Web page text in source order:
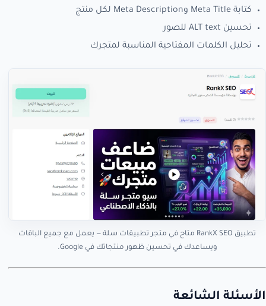
كتابة Meta Title وMeta Description لكل منتج
تحسين ALT text للصور
تحليل الكلمات المفتاحية المناسبة لمتجرك
تطبيق RankX SEO متاح في متجر تطبيقات سلة — يعمل مع جميع الباقات
ويساعدك في تحسين ظهور منتجاتك في Google.
الأسئلة الشائعة